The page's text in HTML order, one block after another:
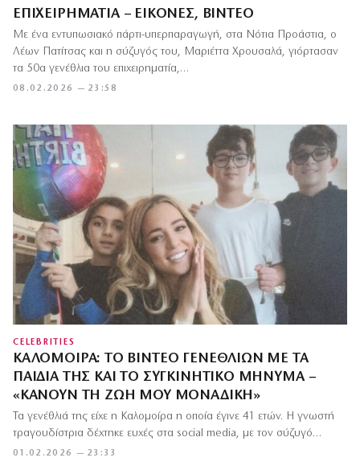
ΕΠΙΧΕΙΡΗΜΑΤΊΑ – ΕΙΚΌΝΕΣ, ΒΊΝΤΕΟ
08.02.2026 — 23:58
Με ένα εντυπωσιακό πάρτι-υπερπαραγωγή, στα Νότια Προάστια, ο
Λέων Πατίτσας και η σύζυγός του, Μαριέττα Χρουσαλά, γιόρτασαν
τα 50α γενέθλια του επιχειρηματία,…
CELEBRITIES
ΚΑΛΟΜΟΊΡΑ: ΤΟ ΒΊΝΤΕΟ ΓΕΝΕΘΛΊΩΝ ΜΕ ΤΑ
ΠΑΙΔΙΆ ΤΗΣ ΚΑΙ ΤΟ ΣΥΓΚΙΝΗΤΙΚΌ ΜΉΝΥΜΑ –
«ΚΆΝΟΥΝ ΤΗ ΖΩΉ ΜΟΥ ΜΟΝΑΔΙΚΉ»
01.02.2026 — 23:33
Τα γενέθλιά της είχε η Καλομοίρα η οποία έγινε 41 ετών. Η γνωστή
τραγουδίστρια δέχτηκε ευχές στα social media, με τον σύζυγό…